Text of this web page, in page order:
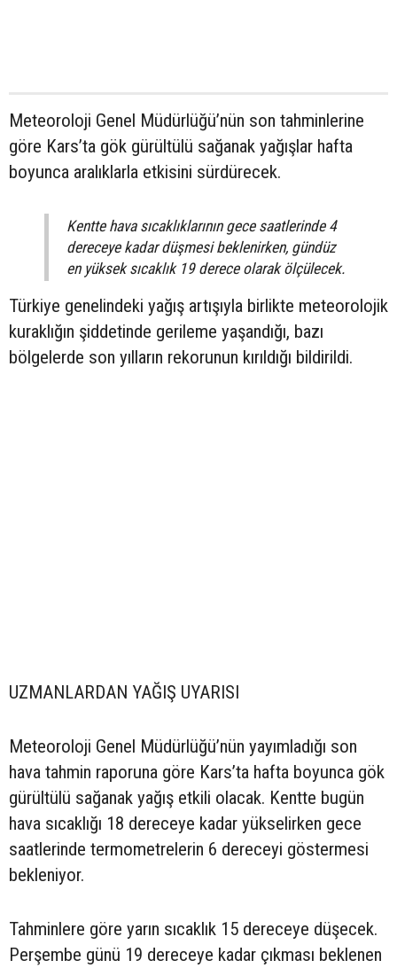
Meteoroloji Genel Müdürlüğü’nün son tahminlerine
göre Kars’ta gök gürültülü sağanak yağışlar hafta
boyunca aralıklarla etkisini sürdürecek.
Kentte hava sıcaklıklarının gece saatlerinde 4
dereceye kadar düşmesi beklenirken, gündüz
en yüksek sıcaklık 19 derece olarak ölçülecek.
Türkiye genelindeki yağış artışıyla birlikte meteorolojik
kuraklığın şiddetinde gerileme yaşandığı, bazı
bölgelerde son yılların rekorunun kırıldığı bildirildi.
UZMANLARDAN YAĞIŞ UYARISI
Meteoroloji Genel Müdürlüğü’nün yayımladığı son
hava tahmin raporuna göre Kars’ta hafta boyunca gök
gürültülü sağanak yağış etkili olacak. Kentte bugün
hava sıcaklığı 18 dereceye kadar yükselirken gece
saatlerinde termometrelerin 6 dereceyi göstermesi
bekleniyor.
Tahminlere göre yarın sıcaklık 15 dereceye düşecek.
Perşembe günü 19 dereceye kadar çıkması beklenen